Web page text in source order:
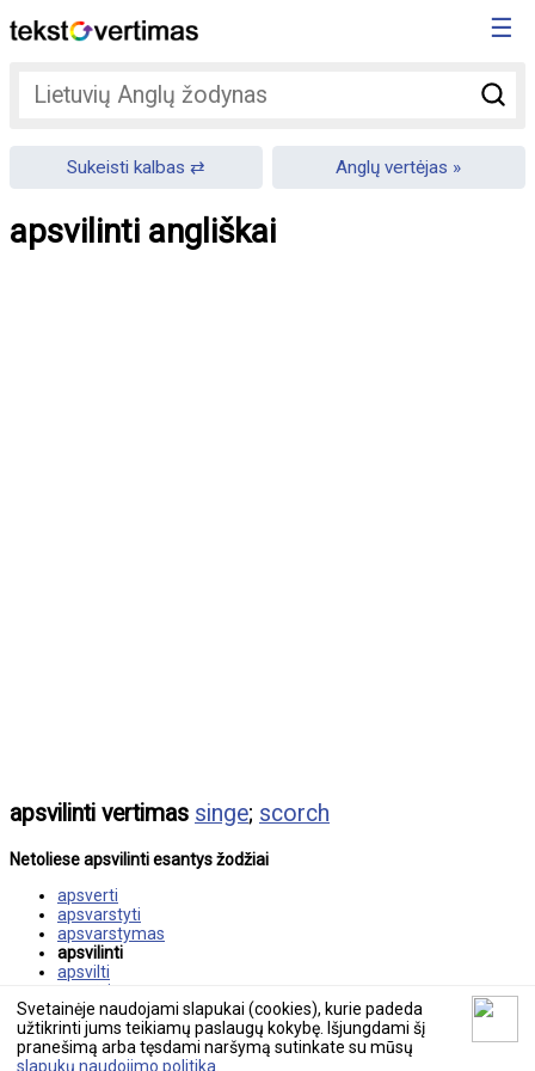
Svetainėje naudojami slapukai (cookies), kurie padeda
užtikrinti jums teikiamų paslaugų kokybę. Išjungdami šį
pranešimą arba tęsdami naršymą sutinkate su mūsų
slapukų naudojimo politika
☰
Sukeisti kalbas Anglų vertėjas
apsvilinti angliškai
apsvilinti vertimas singe; scorch
Netoliese apsvilinti esantys žodžiai
apsverti
apsvarstyti
apsvarstymas
apsvilinti
apsvilti
apsvėrimas
apsčiai
© 2026 tekstovertimas.lt